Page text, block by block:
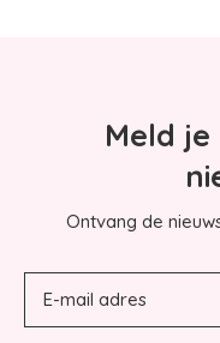
Meld
Ontvang de